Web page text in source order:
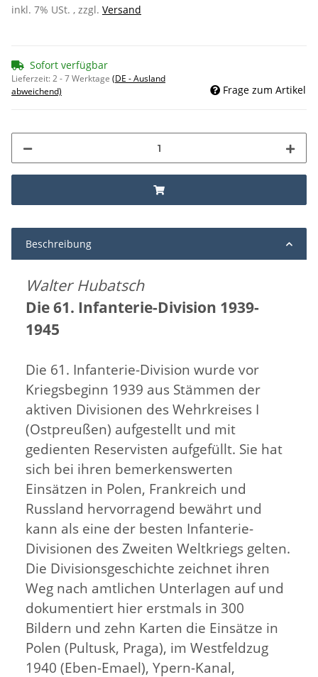
inkl. 7% USt. , zzgl. Versand
Sofort verfügbar
Lieferzeit:2 - 7 Werktage (DE - Ausland
abweichend)
Frage zum Artikel
Beschreibung
Walter Hubatsch
Die 61. Infanterie-Division 1939-
1945
Die 61. Infanterie-Division wurde vor
Kriegsbeginn 1939 aus Stämmen der
aktiven Divisionen des Wehrkreises I
(Ostpreußen) aufgestellt und mit
gedienten Reservisten aufgefüllt. Sie hat
sich bei ihren bemerkenswerten
Einsätzen in Polen, Frankreich und
Russland hervorragend bewährt und
kann als eine der besten Infanterie-
Divisionen des Zweiten Weltkriegs gelten.
Die Divisionsgeschichte zeichnet ihren
Weg nach amtlichen Unterlagen auf und
dokumentiert hier erstmals in 300
Bildern und zehn Karten die Einsätze in
Polen (Pultusk, Praga), im Westfeldzug
1940 (Eben-Emael), Ypern-Kanal,